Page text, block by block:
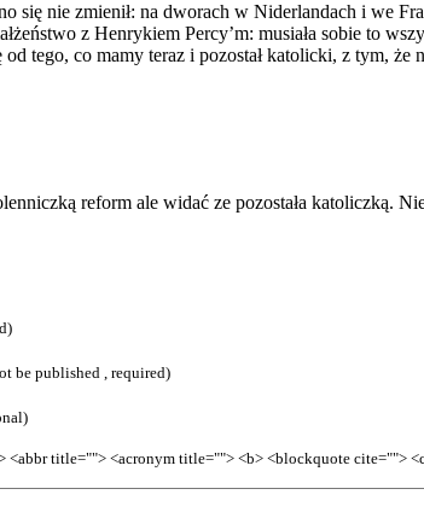
się nie zmienił: na dworach w Niderlandach i we
z Henrykiem Percy’m: musiała sobie to
tego, co mamy teraz i pozostał katolicki, z tym,
reform ale widać ze pozostała katoliczką.
be published , required)
<abbr title=""> <acronym title=""> <b> <blockquote cite="">